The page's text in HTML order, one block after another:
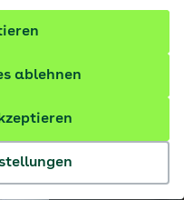
ablehnen